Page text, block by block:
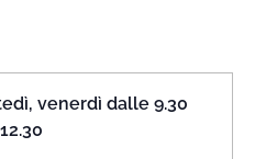
venerdì dalle 9.30